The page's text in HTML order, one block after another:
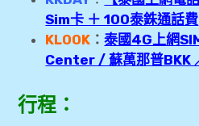
[清邁旅遊] 清萊一日
廟、金三角、長頸族
Sim卡 ＋ 100泰銖通話費
KLOOK ：泰國4G上網
Center / 蘇萬那普BKK
行程：